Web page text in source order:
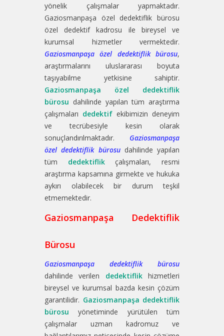
yönelik çalışmalar yapmaktadır.
Gaziosmanpaşa özel dedektiflik bürosu
özel dedektif kadrosu ile bireysel ve
kurumsal hizmetler vermektedir.
Gaziosmanpaşa özel dedektiflik bürosu,
araştırmalarını uluslararası boyuta
taşıyabilme yetkisine sahiptir.
Gaziosmanpaşa özel dedektiflik
bürosu dahilinde yapılan tüm araştırma
çalışmaları dedektif ekibimizin deneyim
ve tecrübesiyle kesin olarak
sonuçlandırılmaktadır. Gaziosmanpaşa
özel dedektiflik bürosudahilinde yapılan
tüm dedektiflikçalışmaları, resmi
araştırma kapsamına girmekte ve hukuka
aykırı olabilecek bir durum teşkil
etmemektedir.
Gaziosmanpaşa Dedektiflik
Bürosu
Gaziosmanpaşa dedektiflik bürosu
dahilinde verilen dedektiflikhizmetleri
bireysel ve kurumsal bazda kesin çözüm
garantilidir. Gaziosmanpaşa dedektiflik
bürosu yönetiminde yürütülen tüm
çalışmalar uzman kadromuz ve